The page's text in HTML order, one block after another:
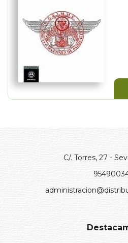
C/. Torres, 27 -